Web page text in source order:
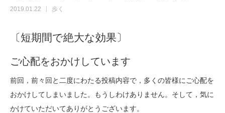
2019.01.22 歩く
〔短期間で絶大な効果〕
ご心配をおかけしています
前回，前々回と二度にわたる投稿内容で，多くの皆様にご心配を
おかけしてしまいました。もうしわけありません。そして，気に
かけていただいてありがとうございます。